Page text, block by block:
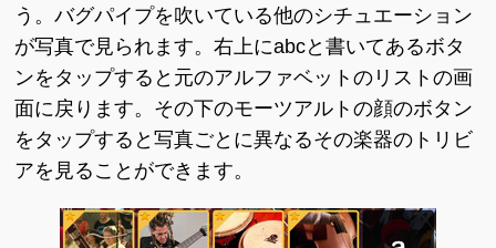
う。バグパイプを吹いている他のシチュエーション
が写真で見られます。右上にabcと書いてあるボタ
ンをタップすると元のアルファベットのリストの画
面に戻ります。その下のモーツアルトの顔のボタン
をタップすると写真ごとに異なるその楽器のトリビ
アを見ることができます。